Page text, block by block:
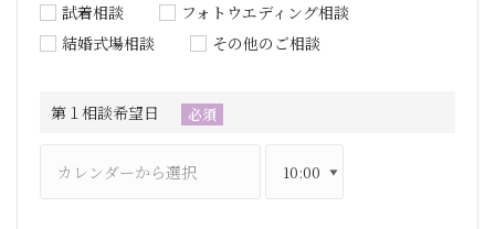
試着相談
フォトウエディング相談
結婚式場相談
その他のご相談
第１相談希望日 必須